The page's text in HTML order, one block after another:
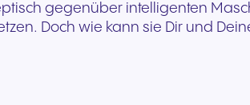
Kommunikation
gegenüber intelligenten
Doch wie kann sie Dir und